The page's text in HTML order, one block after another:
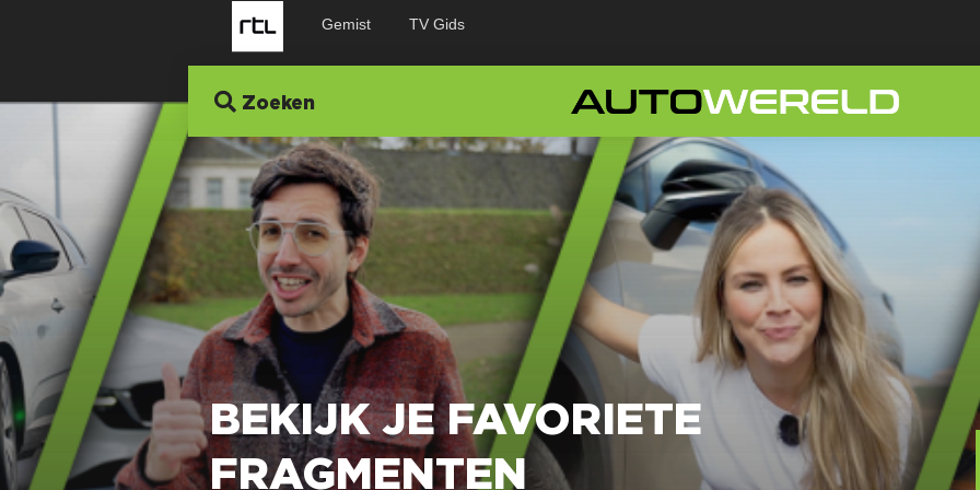
Gemist TV Gids
Zoeken
BEKIJK JE FAVORIETE
FRAGMENTEN